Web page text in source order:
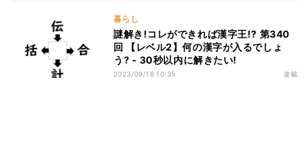
暮らし
謎解き!コレができれば漢字王!? 第340
回 【レベル2】何の漢字が入るでしょ
う? - 30秒以内に解きたい!
2023/09/18 10:35 連載